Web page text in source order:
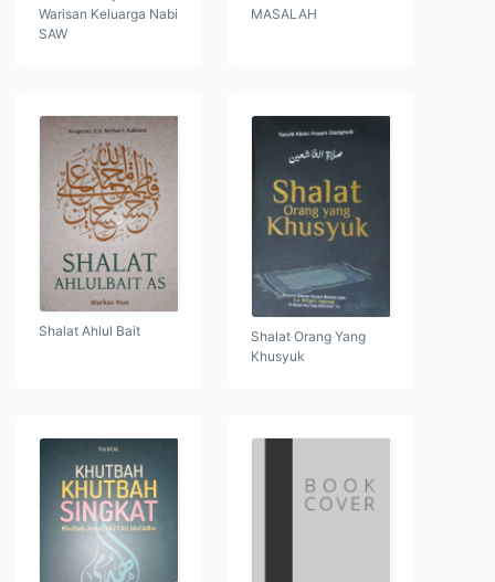
Warisan Keluarga Nabi
SAW
MASALAH
Shalat Ahlul Bait
Shalat Orang Yang
Khusyuk